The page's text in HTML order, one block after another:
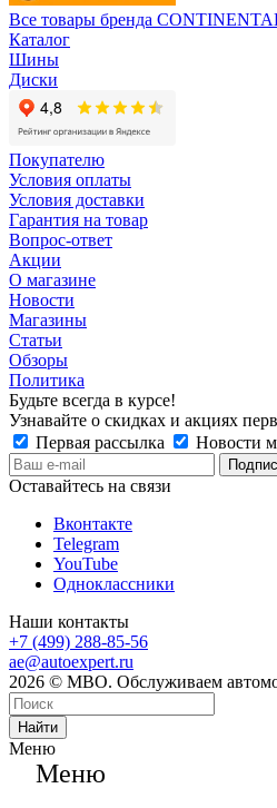
Все товары бренда
Каталог
Шины
Диски
Покупателю
Условия оплаты
Условия доставки
Гарантия на товар
Вопрос-ответ
Акции
О магазине
Новости
Магазины
Статьи
Обзоры
Политика
Будьте всегда в курсе!
Узнавайте о скидках и акциях
Первая рассылка
Новости
Оставайтесь на связи
Вконтакте
Telegram
YouTube
Одноклассники
Наши контакты
+7 (499) 288-85-56
ae@autoexpert.ru
2026 © МВО. Обслуживаем
Найти
Меню
Меню